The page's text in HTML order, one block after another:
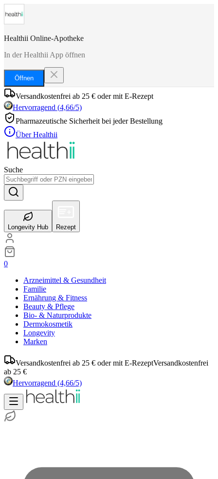
Healthii Online-Apotheke
In der Healthii App öffnen
Öffnen
Versandkostenfrei ab 25 € oder mit E-Rezept
Hervorragend (4,66/5)
Pharmazeutische Sicherheit bei jeder Bestellung
Über Healthii
Suche
Longevity Hub Rezept
0
Arzneimittel & Gesundheit
Familie
Ernährung & Fitness
Beauty & Pflege
Bio- & Naturprodukte
Dermokosmetik
Longevity
Marken
Versandkostenfrei ab 25 € oder mit E-RezeptVersandkostenfrei
ab 25 €
Hervorragend (4,66/5)